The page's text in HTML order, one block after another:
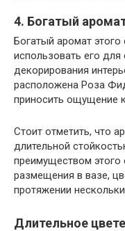
4. Богатый
Богатый аромат
использовать его
декорирования
расположена Роза
приносить ощущение
Стоит отметить, что
длительной
преимуществом этого
размещения в вазе,
протяжении
Длительное